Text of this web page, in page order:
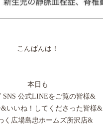
こんばんは！
本日も
SNS 公式LINEをご覧の皆様&
&いいね！してくださった皆様&
く広場島忠ホームズ所沢店&